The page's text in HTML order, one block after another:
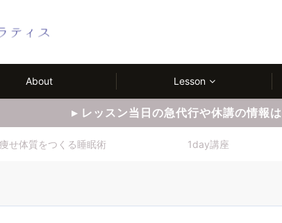
About Lesson
▸ レッスン当日の急代行や休講の情報は
痩せ体質をつくる睡眠術 1day講座